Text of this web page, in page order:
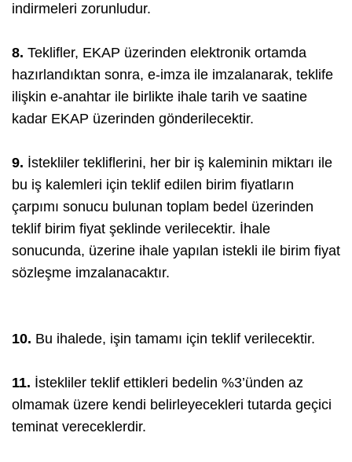
indirmeleri zorunludur.
8. Teklifler, EKAP üzerinden elektronik ortamda
hazırlandıktan sonra, e-imza ile imzalanarak, teklife
ilişkin e-anahtar ile birlikte ihale tarih ve saatine
kadar EKAP üzerinden gönderilecektir.
9. İstekliler tekliflerini, her bir iş kaleminin miktarı ile
bu iş kalemleri için teklif edilen birim fiyatların
çarpımı sonucu bulunan toplam bedel üzerinden
teklif birim fiyat şeklinde verilecektir. İhale
sonucunda, üzerine ihale yapılan istekli ile birim fiyat
sözleşme imzalanacaktır.
10. Bu ihalede, işin tamamı için teklif verilecektir.
11. İstekliler teklif ettikleri bedelin %3’ünden az
olmamak üzere kendi belirleyecekleri tutarda geçici
teminat vereceklerdir.